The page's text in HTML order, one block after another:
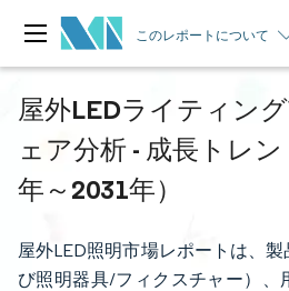
このレポートについて
屋外LEDライティン
ェア分析 - 成長トレ
年～2031年）
屋外LED照明市場レポートは、
び照明器具/フィクスチャー）、